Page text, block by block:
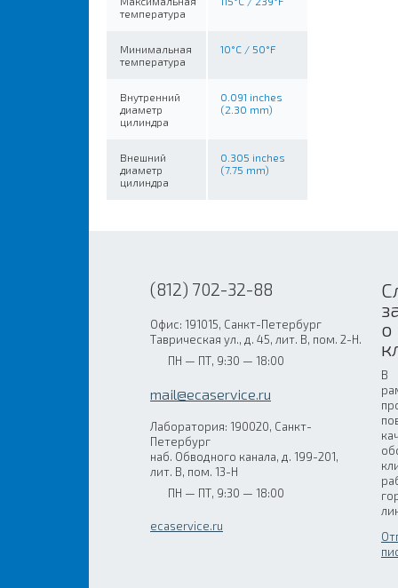
температура
Минимальная
температура
10°C / 50°F
Внутренний
диаметр
цилиндра
0.091 inches
(2.30 mm)
Внешний
диаметр
цилиндра
0.305 inches
(7.75 mm)
(812) 702-32-88
Офис: 191015, Санкт-Петербург
Таврическая ул., д. 45, лит. В, пом. 2-Н.
ПН — ПТ, 9:30 — 18:00
mail@ecaservice.ru
Лаборатория: 190020, Санкт-
Петербург
наб. Обводного канала, д. 199-201,
лит. В, пом. 13-Н
ПН — ПТ, 9:30 — 18:00
ecaservice.ru
о
В